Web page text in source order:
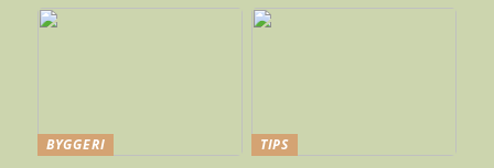
BYGGERI TIPS